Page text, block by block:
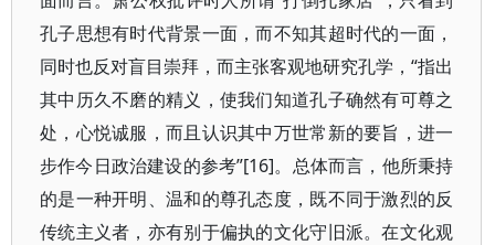
孔子思想有时代背景一面，而不知其超时代的一面，
同时也反对盲目崇拜，而主张客观地研究孔学，“指出
其中历久不磨的精义，使我们知道孔子确然有可尊之
处，心悦诚服，而且认识其中万世常新的要旨，进一
步作今日政治建设的参考”[16]。总体而言，他所秉持
的是一种开明、温和的尊孔态度，既不同于激烈的反
传统主义者，亦有别于偏执的文化守旧派。在文化观